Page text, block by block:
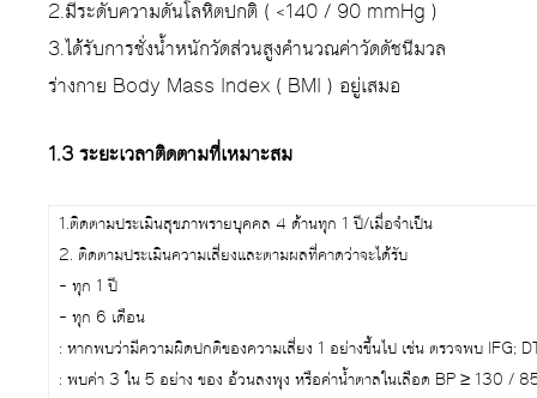
2.มีระดับความดันโลหิตปกติ ( <140 / 90 mmHg )
3.ได้รับการชั่งน้ำหนักวัดส่วนสูงคำนวณค่าวัดดัชนีมวล
ร่างกาย Body Mass Index ( BMI ) อยู่เสมอ
1.3 ระยะเวลาติดตามที่เหมาะสม
1.ติดตามประเมินสุขภาพรายบุคคล 4 ด้านทุก 1 ปี/เมื่อจำเป็น
2. ติดตามประเมินความเสี่ยงและตามผลที่คาดว่าจะได้รับ
– ทุก 1 ปี
– ทุก 6 เดือน
: หากพบว่ามีความผิดปกติของความเสี่ยง 1 อย่างขึ้นไป เช่น ตรวจพบ IFG;
: พบค่า 3 ใน 5 อย่าง ของ อ้วนลงพุง หรือค่าน้ำตาลในเลือด BP ≥ 130 /